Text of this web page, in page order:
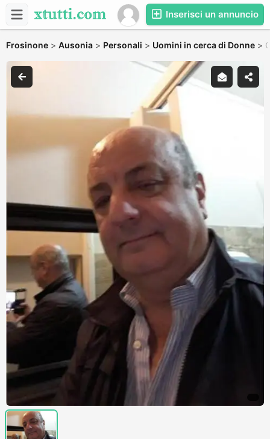
Inserisci un annuncio
Frosinone > Ausonia > Personali > Uomini in cerca di Donne >